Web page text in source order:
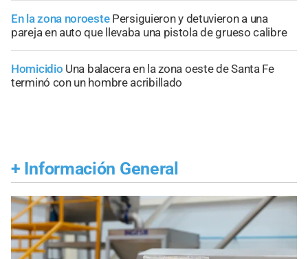
En la zona noroeste Persiguieron y detuvieron a una
pareja en auto que llevaba una pistola de grueso calibre
Homicidio Una balacera en la zona oeste de Santa Fe
terminó con un hombre acribillado
+ Información General